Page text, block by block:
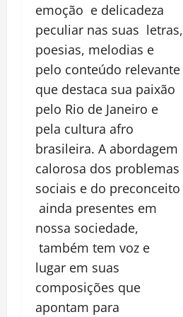
emoção e delicadeza
peculiar nas suas letras,
poesias, melodias e
pelo conteúdo relevante
que destaca sua paixão
pelo Rio de Janeiro e
pela cultura afro
brasileira. A abordagem
calorosa dos problemas
sociais e do preconceito
ainda presentes em
nossa sociedade,
também tem voz e
lugar em suas
composições que
apontam para